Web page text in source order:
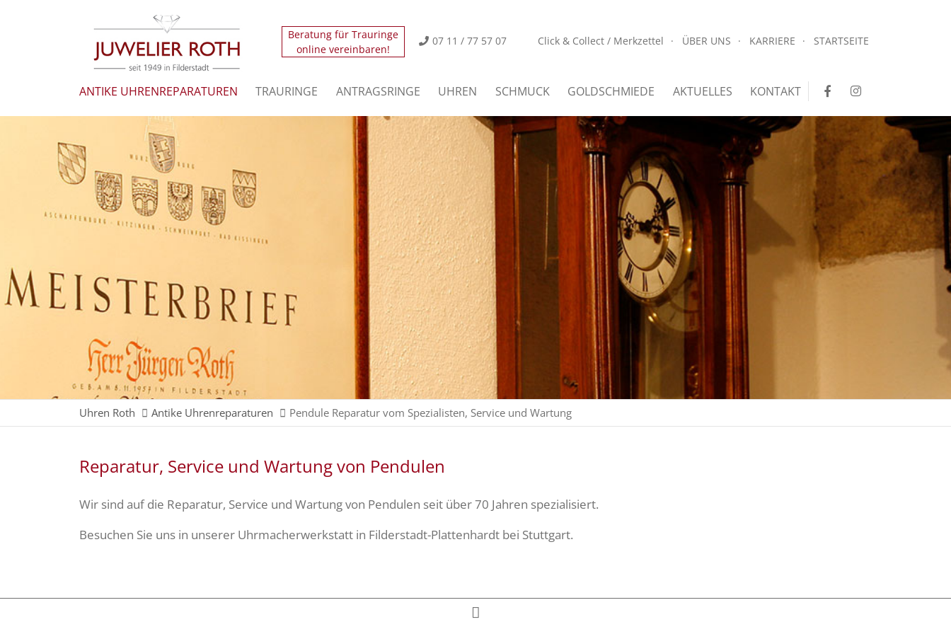
Der Eintrag "offcanvas-col1" existiert leider nicht.
Der Eintrag "offcanvas-col2" existiert leider nicht.
Der Eintrag "offcanvas-col3" existiert leider nicht.
Click & Collect / Merkzettel ÜBER UNS KARRIERE STARTSEITE
07 11 / 77 57 07
Beratung für Trauringe
online vereinbaren!
ANTIKE UHRENREPARATUREN TRAURINGE ANTRAGSRINGE UHREN SCHMUCK GOLDSCHMIEDE AKTUELLES KONTAKT
Uhren Roth Antike Uhrenreparaturen Pendule Reparatur vom Spezialisten, Service und Wartung
Reparatur, Service und Wartung von Pendulen
Wir sind auf die Reparatur, Service und Wartung von Pendulen seit über 70 Jahren spezialisiert.
Besuchen Sie uns in unserer Uhrmacherwerkstatt in Filderstadt-Plattenhardt bei Stuttgart.